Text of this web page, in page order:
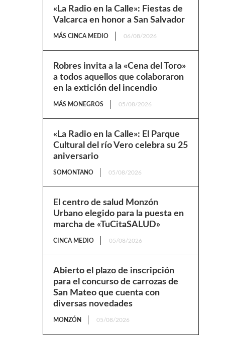
«La Radio en la Calle»: Fiestas de
Valcarca en honor a San Salvador
MÁS CINCA MEDIO 06/08/2026
Robres invita a la «Cena del Toro»
a todos aquellos que colaboraron
en la extición del incendio
MÁS MONEGROS 05/08/2026
«La Radio en la Calle»: El Parque
Cultural del río Vero celebra su 25
aniversario
SOMONTANO 05/08/2026
El centro de salud Monzón
Urbano elegido para la puesta en
marcha de «TuCitaSALUD»
CINCA MEDIO 05/08/2026
Abierto el plazo de inscripción
para el concurso de carrozas de
San Mateo que cuenta con
diversas novedades
MONZÓN 05/08/2026